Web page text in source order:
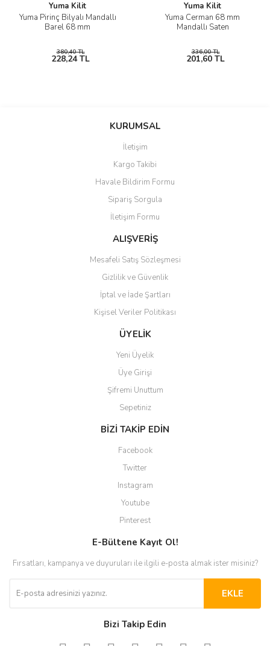
Yuma Kilit
Yuma Pirinç Bilyalı Mandallı
Barel 68 mm
380,40 TL
228,24 TL
Yuma Kilit
Yuma Cerman 68 mm
Mandallı Saten
336,00 TL
201,60 TL
KURUMSAL
İletişim
Kargo Takibi
Havale Bildirim Formu
Sipariş Sorgula
İletişim Formu
ALIŞVERİŞ
Mesafeli Satış Sözleşmesi
Gizlilik ve Güvenlik
İptal ve İade Şartları
Kişisel Veriler Politikası
ÜYELİK
Yeni Üyelik
Üye Girişi
Şifremi Unuttum
Sepetiniz
BİZİ TAKİP EDİN
Facebook
Twitter
Instagram
Youtube
Pinterest
E-Bültene Kayıt Ol!
Fırsatları, kampanya ve duyuruları ile ilgili e-posta almak ister misiniz?
EKLE
Bizi Takip Edin